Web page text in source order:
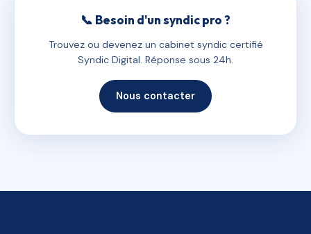
📞 Besoin d'un syndic pro ?
Trouvez ou devenez un cabinet syndic certifié
Syndic Digital. Réponse sous 24h.
Nous contacter